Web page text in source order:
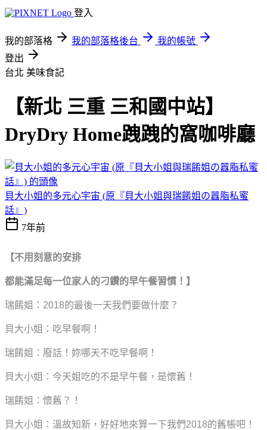
登入
我的部落格 我的部落格後台
我的帳號
登出
台北 美味食記
【新北 三重 三和國中站】
DryDry Home跩跩的窩咖啡廳
貝大小姐的多元心宇宙 (原『貝大小姐與瑞餚姐の囂脂私蜜
話』)
7年前
【不用刻意的安排
都能滿足每一位家人的刁鑽的早午餐習慣！ 】
瑞餚姐：2018的最後一天我們要做什麼？
貝大小姐：吃早餐啊！
瑞餚姐：廢話！妳哪天不吃早餐啊！
貝大小姐：今天姐吃的不是早午餐，是懷舊！
瑞餚姐：懷舊？！
貝大小姐：溫故知新，好好地來算一下我們2018的舊帳吧！